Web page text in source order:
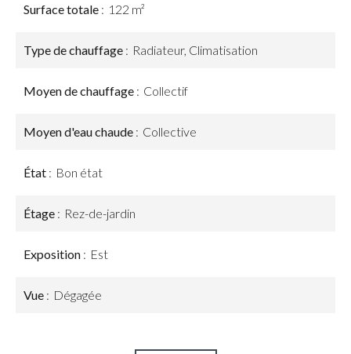
Surface totale 122 m²
Type de chauffage Radiateur, Climatisation
Moyen de chauffage Collectif
Moyen d'eau chaude Collective
État Bon état
Étage Rez-de-jardin
Exposition Est
Vue Dégagée